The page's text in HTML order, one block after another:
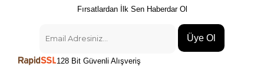
Fırsatlardan İlk Sen Haberdar Ol
Üye Ol
128 Bit Güvenli Alışveriş